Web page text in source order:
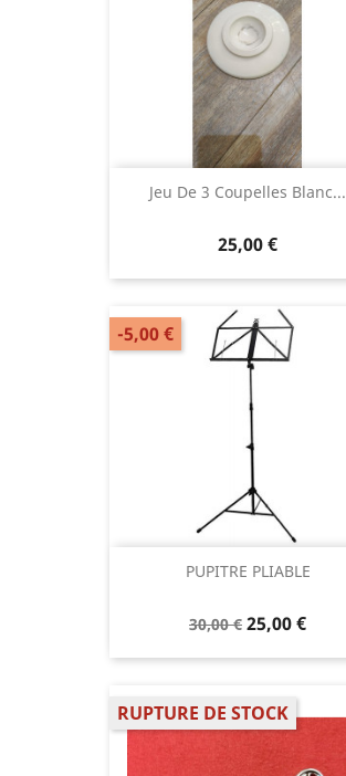
Jeu De 3 Coupelles Blanc...
25,00 €
PUPITRE PLIABLE
30,00 € 25,00 €
-5,00 €
RUPTURE DE STOCK